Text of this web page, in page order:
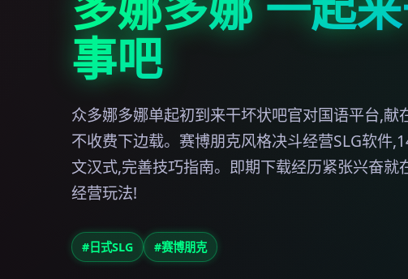
事吧
众多娜多娜单起初到来干坏状吧官对国语平台,献
不收费下边载。赛博朋克风格决斗经营SLG软件
文汉式,完善技巧指南。即期下载经历紧张兴奋就
经营玩法!
#日式SLG #赛博朋克